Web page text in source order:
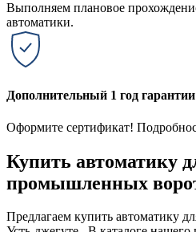
Выполняем плановое
автоматики.
Дополнительный 1 год гарантии
Оформите сертификат!
Купить автоматику
промышленных
Предлагаем купить автоматику